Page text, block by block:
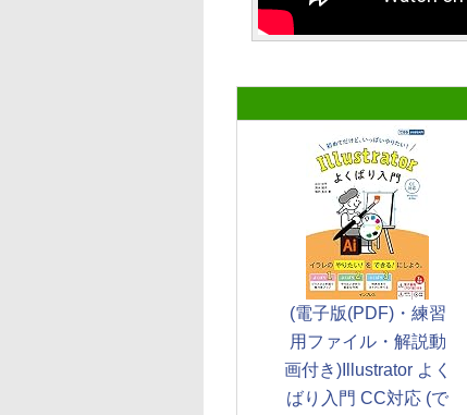
(電子版(PDF)・練習
用ファイル・解説動
画付き)Illustrator よく
ばり入門 CC対応 (で